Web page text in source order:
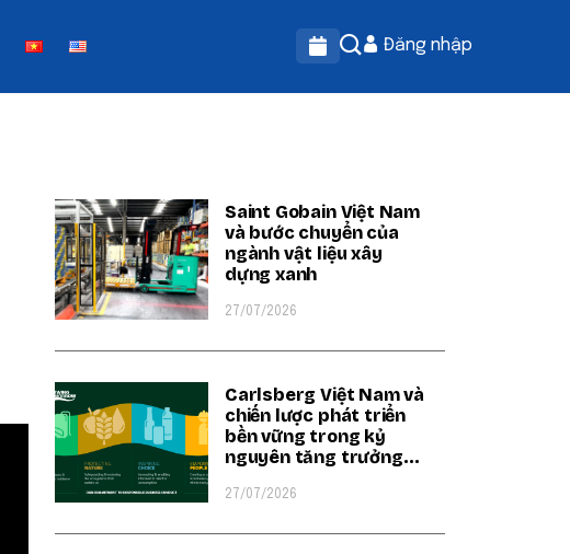
Đăng nhập
Saint Gobain Việt Nam
và bước chuyển của
ngành vật liệu xây
dựng xanh
27/07/2026
Carlsberg Việt Nam và
chiến lược phát triển
bền vững trong kỷ
nguyên tăng trưởng
27/07/2026